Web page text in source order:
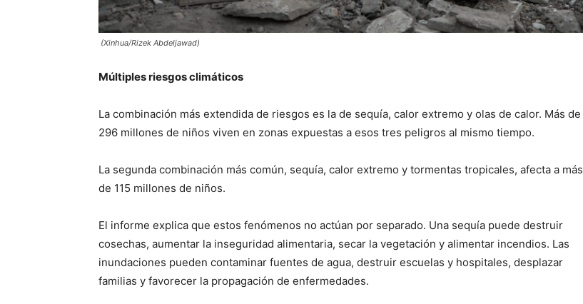
(Xinhua/Rizek Abdeljawad)
Múltiples riesgos climáticos
La combinación más extendida de riesgos es la de sequía, calor extremo y olas de calor. Más de
296 millones de niños viven en zonas expuestas a esos tres peligros al mismo tiempo.
La segunda combinación más común, sequía, calor extremo y tormentas tropicales, afecta a más
de 115 millones de niños.
El informe explica que estos fenómenos no actúan por separado. Una sequía puede destruir
cosechas, aumentar la inseguridad alimentaria, secar la vegetación y alimentar incendios. Las
inundaciones pueden contaminar fuentes de agua, destruir escuelas y hospitales, desplazar
familias y favorecer la propagación de enfermedades.